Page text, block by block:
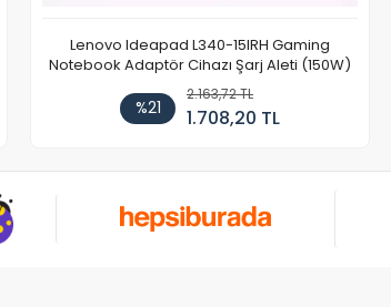
Lenovo Ideapad L340-15IRH Gaming
Notebook Adaptör Cihazı Şarj Aleti (150W)
%21
2.163,72 TL
1.708,20 TL